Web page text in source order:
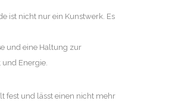
ist nicht nur ein Kunstwerk. Es
und eine Haltung zur
und Energie.
fest und lässt einen nicht mehr